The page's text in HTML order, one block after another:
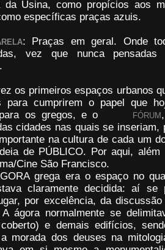
da Usina, como propícios aos
específicas praças azuis.
: Praças em geral. Onde
vez que nunca
os primeiros espaços urbanos
para cumprirem o papel que
os gregos, e o
FÓRUM
cidades nas quais se
na cultura de cada um
de PÚBLICO. Por aqui,
Cine São Francisco.
grega era o espaço no
claramente decidida: aí se
por excelência, da
A ágora normalmente se
coberto) e demais edifícios,
morada dos deuses na